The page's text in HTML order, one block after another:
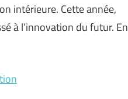
intérieure. Cette année,
à l’innovation du futur. En